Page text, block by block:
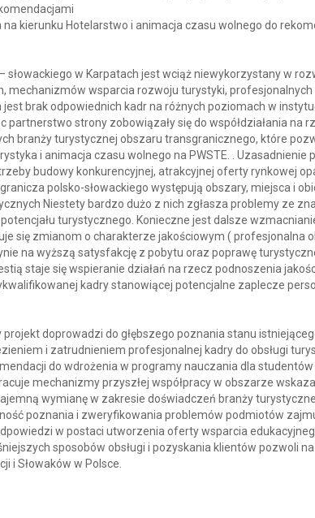
kierunku Hotelarstwo i animacja czasu wolnego do
słowackiego w Karpatach jest wciąż niewykorzystany w
mechanizmów wsparcia rozwoju turystyki,
brak odpowiednich kadr na różnych poziomach w
strony zobowiązały się do współdziałania na
branży turystycznej obszaru transgranicznego, które
i animacja czasu wolnego na PWSTE. .
budowy konkurencyjnej, atrakcyjnej oferty rynkowej
polsko-słowackiego występują obszary, miejsca i
Niestety bardzo dużo z nich zgłasza problemy ze
turystycznego. Konieczne jest dalsze
się zmianom o charakterze jakościowym ( profesjonalna
na wyższą satysfakcję z pobytu oraz poprawę
staje się wspieranie działań na rzecz podnoszenia
kadry stanowiącej potencjalne zaplecze
doprowadzi do głębszego poznania stanu
i zatrudnieniem profesjonalnej kadry do obsługi
do wdrożenia w programy nauczania dla
mechanizmy przyszłej współpracy w obszarze
wymianę w zakresie doświadczeń branży
poznania i zweryfikowania problemów podmiotów
w postaci utworzenia oferty wsparcia
sposobów obsługi i pozyskania klientów pozwoli
i Słowaków w Polsce.